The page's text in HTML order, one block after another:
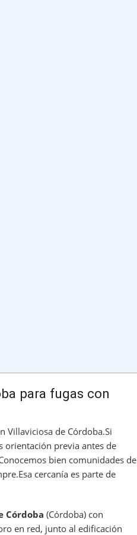
para fugas con
Villaviciosa de Córdoba.Si
orientación previa antes de
bien comunidades de
cercanía es parte de
Córdoba (Córdoba) con
en red, junto al edificación